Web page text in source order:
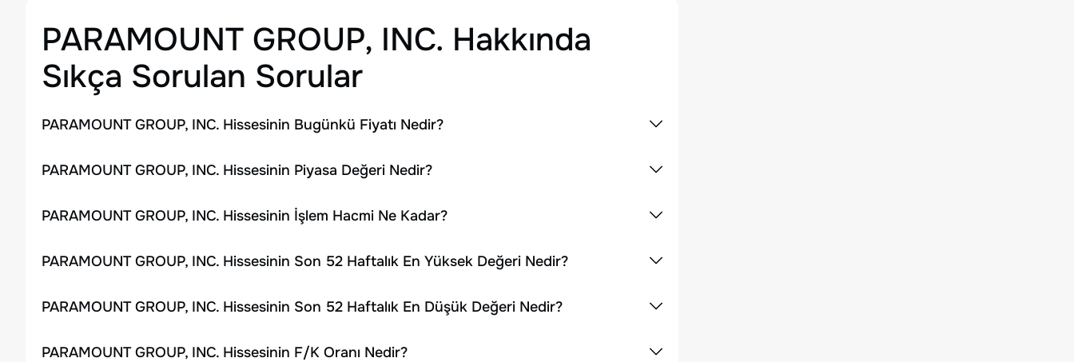
PARAMOUNT GROUP, INC. Hakkında
Sıkça Sorulan Sorular
PARAMOUNT GROUP, INC. Hissesinin Bugünkü Fiyatı Nedir?
PARAMOUNT GROUP, INC. Hissesinin Piyasa Değeri Nedir?
PARAMOUNT GROUP, INC. Hissesinin İşlem Hacmi Ne Kadar?
PARAMOUNT GROUP, INC. Hissesinin Son 52 Haftalık En Yüksek Değeri Nedir?
PARAMOUNT GROUP, INC. Hissesinin Son 52 Haftalık En Düşük Değeri Nedir?
PARAMOUNT GROUP, INC. Hissesinin F/K Oranı Nedir?